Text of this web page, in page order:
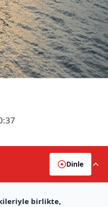
Dinle
birlikte,